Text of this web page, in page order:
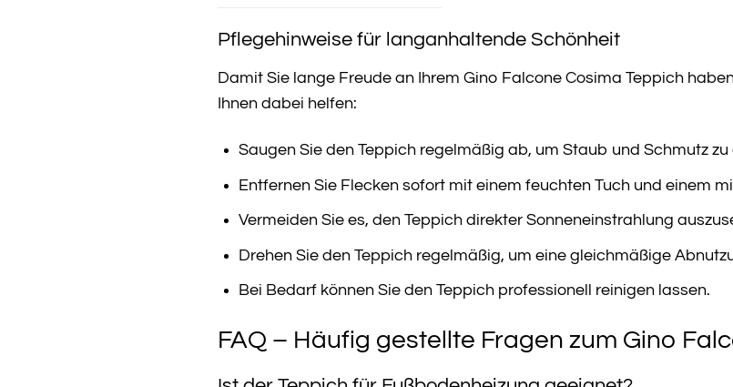
Pflegehinweise für langanhaltende Schönheit
Damit Sie lange Freude an Ihrem Gino Falcone Cosima Teppich
Ihnen dabei helfen:
Saugen Sie den Teppich regelmäßig ab, um Staub und Schmutz zu
Entfernen Sie Flecken sofort mit einem feuchten Tuch und einem
Vermeiden Sie es, den Teppich direkter Sonneneinstrahlung
Drehen Sie den Teppich regelmäßig, um eine gleichmäßige
Bei Bedarf können Sie den Teppich professionell reinigen lassen.
FAQ – Häufig gestellte Fragen zum Gino